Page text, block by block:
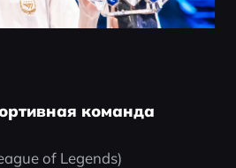
команда
of Legends)